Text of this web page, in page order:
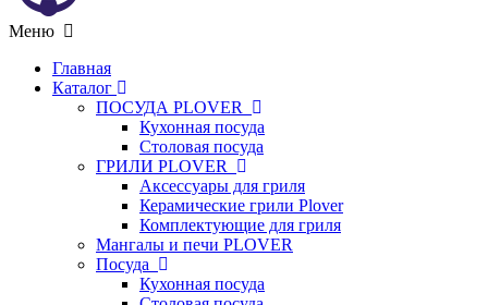
Меню
Главная
Каталог
ПОСУДА PLOVER
Кухонная посуда
Столовая посуда
ГРИЛИ PLOVER
Аксессуары для гриля
Керамические грили Plover
Комплектующие для гриля
Мангалы и печи PLOVER
Посуда
Кухонная посуда